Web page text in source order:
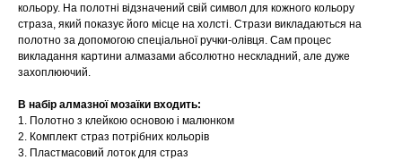
кольору. На полотні відзначений свій символ для кожного кольору
страза, який показує його місце на холсті. Стрази викладаються на
полотно за допомогою спеціальної ручки-олівця. Сам процес
викладання картини алмазами абсолютно нескладний, але дуже
захоплюючий.
В набір алмазної мозаїки входить:
1. Полотно з клейкою основою і малюнком
2. Комплект страз потрібних кольорів
3. Пластмасовий лоток для страз